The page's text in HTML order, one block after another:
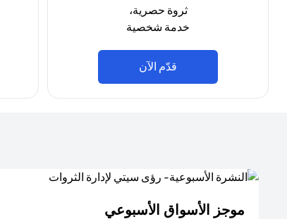
ثروة حصرية،
خدمة شخصية
قدّم الآن
موجز الأسواق الأسبوعي